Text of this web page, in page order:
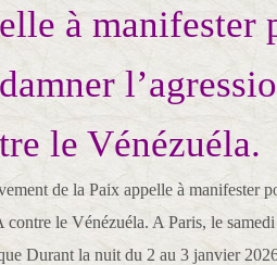
à manifester
le Vénézuéla.
de la Paix appelle à manifester
contre le Vénézuéla. A Paris, le
Durant la nuit du 2 au 3 janvier